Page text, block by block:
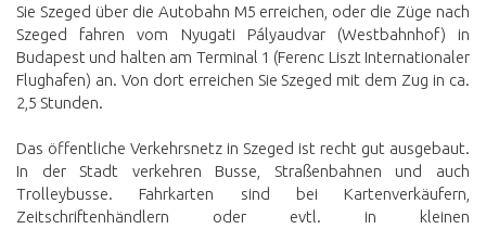
Sie Szeged über die Autobahn M5 erreichen, oder die Züge nach
Szeged fahren vom Nyugati Pályaudvar (Westbahnhof) in
Budapest und halten am Terminal 1 (Ferenc Liszt Internationaler
Flughafen) an. Von dort erreichen Sie Szeged mit dem Zug in ca.
2,5 Stunden.
Das öffentliche Verkehrsnetz in Szeged ist recht gut ausgebaut.
In der Stadt verkehren Busse, Straßenbahnen und auch
Trolleybusse. Fahrkarten sind bei Kartenverkäufern,
Zeitschriftenhändlern oder evtl. in kleinen